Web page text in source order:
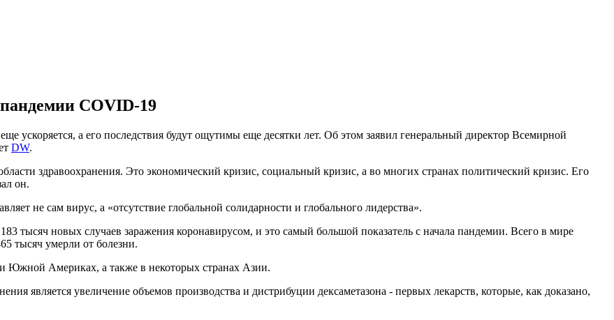
COVID-19
ускоряется, а его последствия будут ощутимы еще десятки лет. Об этом заявил генеральный директор Всемирной
DW.
здравоохранения. Это экономический кризис, социальный кризис, а во многих странах политический кризис. Его
он.
не сам вирус, а «отсутствие глобальной солидарности и глобального лидерства».
тысяч новых случаев заражения коронавирусом, и это самый большой показатель с начала пандемии. Всего в мире
тысяч умерли от болезни.
Южной Америках, а также в некоторых странах Азии.
является увеличение объемов производства и дистрибуции дексаметазона - первых лекарств, которые, как доказано,